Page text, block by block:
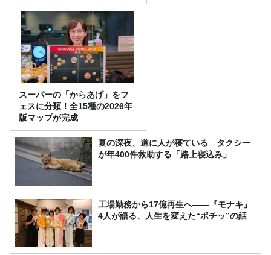
スーパーの「からあげ」をフ
ェスに分類！全15種の2026年
版マップが完成
夏の深夜、道に人が寝ている タクシー
が年400件救助する「路上寝込み」
工場勤務から17億再生へ——『モナキ』
4人が語る、人生を変えた“ポチッ”の話